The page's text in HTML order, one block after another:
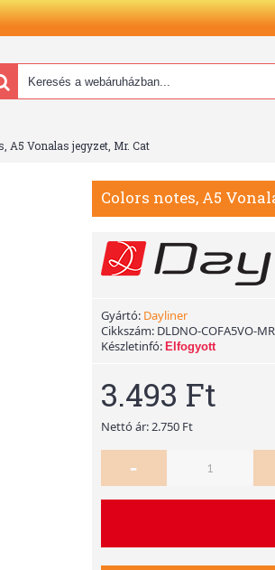
A5 Vonalas jegyzet, Mr. Cat
Colors notes, A5
Gyártó: Dayliner
Cikkszám: DLDNO-COFA5VO-MR
Készletinfó: Elfogyott
3.493 Ft
Nettó ár: 2.750 Ft
-